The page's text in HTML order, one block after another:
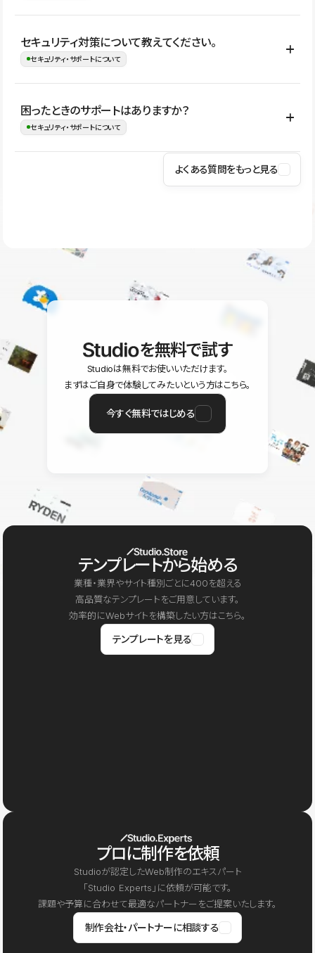
はい。CMSやコンポーネントを活用して更新範囲を設計しておく
ことで、デザインを崩しにくい状態で運用できます。 さらにコン
ながらレイアウトに影響を与えずに更新作業を進めやすくなりま
す。
セキュリティ対策について教えてください。
セキュリティ・サポートについて
Studioでは、公開サイトやサービスを安全に利用できるよう、通信
の暗号化、データ保護、アクセス管理、脆弱性対策など、複数の観
はSSL/TLSによる通信暗号化に対応しており、悪質なスクリプトの
困ったときのサポートはありますか？
セキュリティ・サポートについて
操作方法や機能については、ヘルプセンターでご確認いただけま
ユーザー同士で質問・相談できるコミュニティもご利用ください。
よくある質問をもっと見る
を無料で試す
Studioは無料でお使いいただけます。
まずはご自身で体験してみたいという方はこちら。
今すぐ無料ではじめる
テンプレートから始める
業種・業界やサイト種別ごとに400を超える
高品質なテンプレートをご用意しています。
効率的にWebサイトを構築したい方はこちら。
テンプレートを見る
プロに制作を依頼
Studioが認定したWeb制作のエキスパート
「Studio Experts」に依頼が可能です。
課題や予算に合わせて最適なパートナーをご提案いたします。
制作会社・パートナーに相談する